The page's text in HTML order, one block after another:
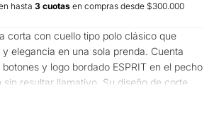
hasta 3 cuotas en compras desde $300.000
corta con cuello tipo polo clásico que
elegancia en una sola prenda. Cuenta
y logo bordado ESPRIT en el pecho
sin resultar llamativo. Su diseño de corte
mientras que los acabados